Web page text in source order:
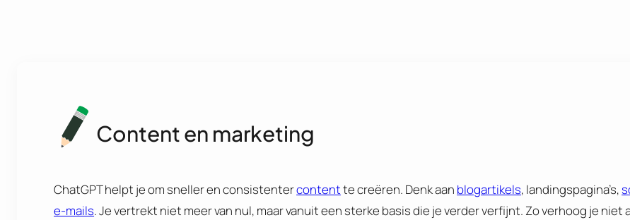
Content en marketing
ChatGPT helpt je om sneller en consistentercontentte creëren. Denk aan blogartikels, landingspagina’s,
e-mails. Je vertrekt niet meer van nul, maar vanuit een sterke basis die je verder verfijnt. Zo verhoog je niet